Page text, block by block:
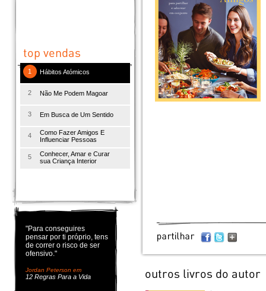
1 Hábitos Atómicos
2 Não Me Podem Magoar
3 Em Busca de Um Sentido
4
Como Fazer Amigos E
Influenciar Pessoas
5
Conhecer, Amar e Curar
sua Criança Interior
"Para conseguires
pensar por ti próprio, tens
de correr o risco de ser
ofensivo."
Jordan Peterson em
12 Regras Para a Vida